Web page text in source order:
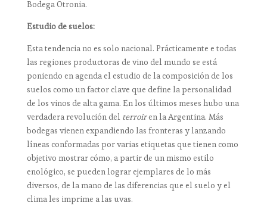
Bodega Otronia.
Estudio de suelos:
Esta tendencia no es solo nacional. Prácticamente e todas
las regiones productoras de vino del mundo se está
poniendo en agenda el estudio de la composición de los
suelos como un factor clave que define la personalidad
de los vinos de alta gama. En los últimos meses hubo una
verdadera revolución del terroiren la Argentina. Más
bodegas vienen expandiendo las fronteras y lanzando
líneas conformadas por varias etiquetas que tienen como
objetivo mostrar cómo, a partir de un mismo estilo
enológico, se pueden lograr ejemplares de lo más
diversos, de la mano de las diferencias que el suelo y el
clima les imprime a las uvas.